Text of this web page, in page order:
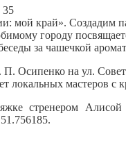
35
мой край».
городу
за чашечкой
П. Осипенко на ул.
локальных мастеров с
стренером